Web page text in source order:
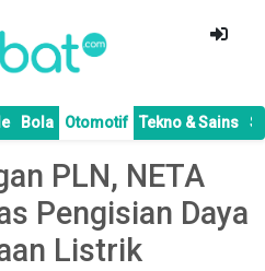
Bola Otomotif Tekno & Sains
PLN, NETA
Pengisian Daya
Listrik